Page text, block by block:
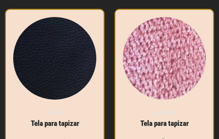
Tela para tapizar Tela para tapizar